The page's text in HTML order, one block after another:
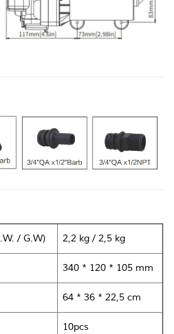
/ G.W) 2,2 kg / 2,5 kg
340 * 120 * 105 mm
64 * 36 * 22,5 cm
10pcs